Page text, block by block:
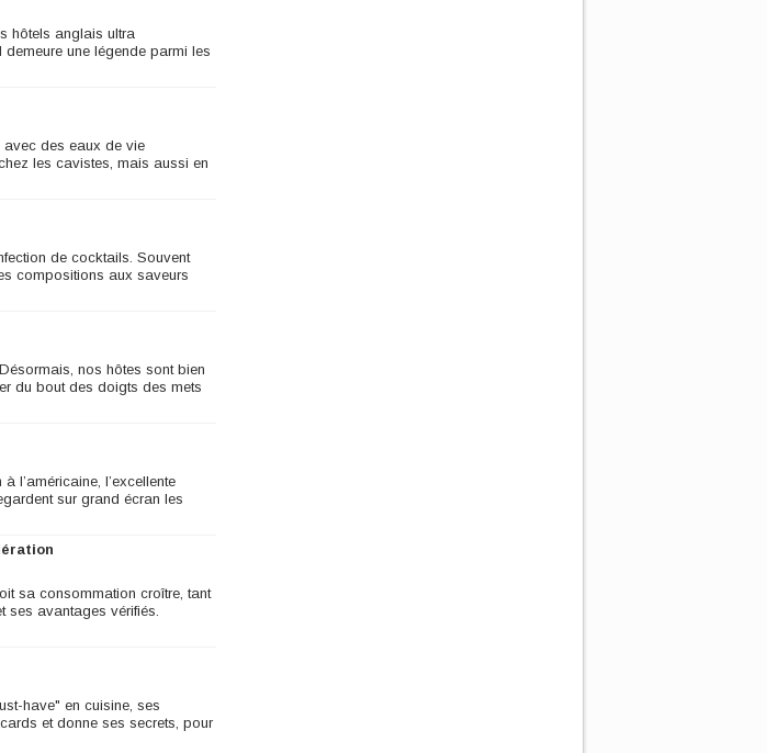
hôtels anglais ultra
une légende parmi les
des eaux de vie
les cavistes, mais aussi en
de cocktails. Souvent
compositions aux saveurs
nos hôtes sont bien
du bout des doigts des mets
l’américaine, l’excellente
sur grand écran les
sa consommation croître, tant
ses avantages vérifiés.
have" en cuisine, ses
et donne ses secrets, pour